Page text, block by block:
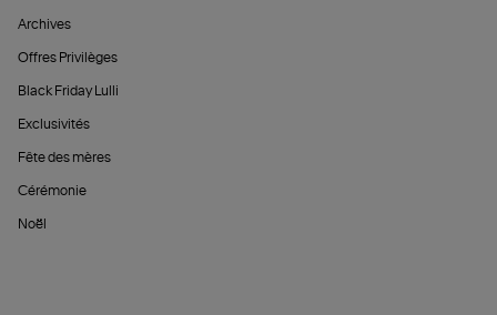
Archives
Offres Privilèges
Black Friday Lulli
Exclusivités
Fête des mères
Cérémonie
Noël